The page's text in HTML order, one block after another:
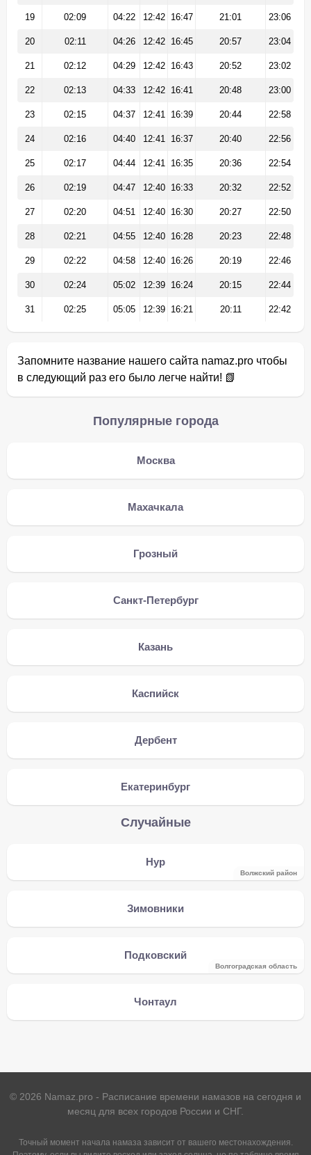
19 02:09 04:22 12:42 16:47 21:01 23:06
20 02:11 04:26 12:42 16:45 20:57 23:04
21 02:12 04:29 12:42 16:43 20:52 23:02
22 02:13 04:33 12:42 16:41 20:48 23:00
23 02:15 04:37 12:41 16:39 20:44 22:58
24 02:16 04:40 12:41 16:37 20:40 22:56
25 02:17 04:44 12:41 16:35 20:36 22:54
26 02:19 04:47 12:40 16:33 20:32 22:52
27 02:20 04:51 12:40 16:30 20:27 22:50
28 02:21 04:55 12:40 16:28 20:23 22:48
29 02:22 04:58 12:40 16:26 20:19 22:46
30 02:24 05:02 12:39 16:24 20:15 22:44
31 02:25 05:05 12:39 16:21 20:11 22:42
Запомните название нашего сайта namaz.pro чтобы
в следующий раз его было легче найти! 📗
Популярные города
Москва
Махачкала
Грозный
Санкт-Петербург
Казань
Каспийск
Дербент
Екатеринбург
Случайные
Нур
Волжский район
Зимовники
Подковский
Волгоградская область
Чонтаул
© 2026 Namaz.pro - Расписание времени намазов на сегодня и
месяц для всех городов России и СНГ.
Точный момент начала намаза зависит от вашего местонахождения.